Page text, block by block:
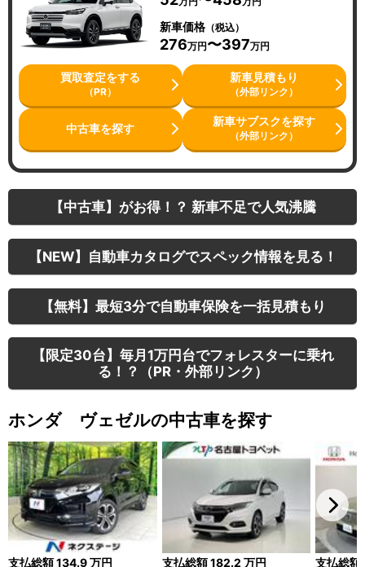
新車価格（税込）
276万円〜397万円
買取査定をする
（PR）
新車見積もり
（外部リンク）
中古車を探す 新車サブスクを探す
（外部リンク）
【中古車】がお得！？ 新車不足で人気沸騰
【NEW】自動車カタログでスペック情報を見る！
【無料】最短3分で自動車保険を一括見積もり
【限定30台】毎月1万円台でフォレスターに乗れ
る！？（PR・外部リンク）
ホンダ ヴェゼルの中古車を探す
支払総額134.9万円 支払総額182.2 万円 支払総額